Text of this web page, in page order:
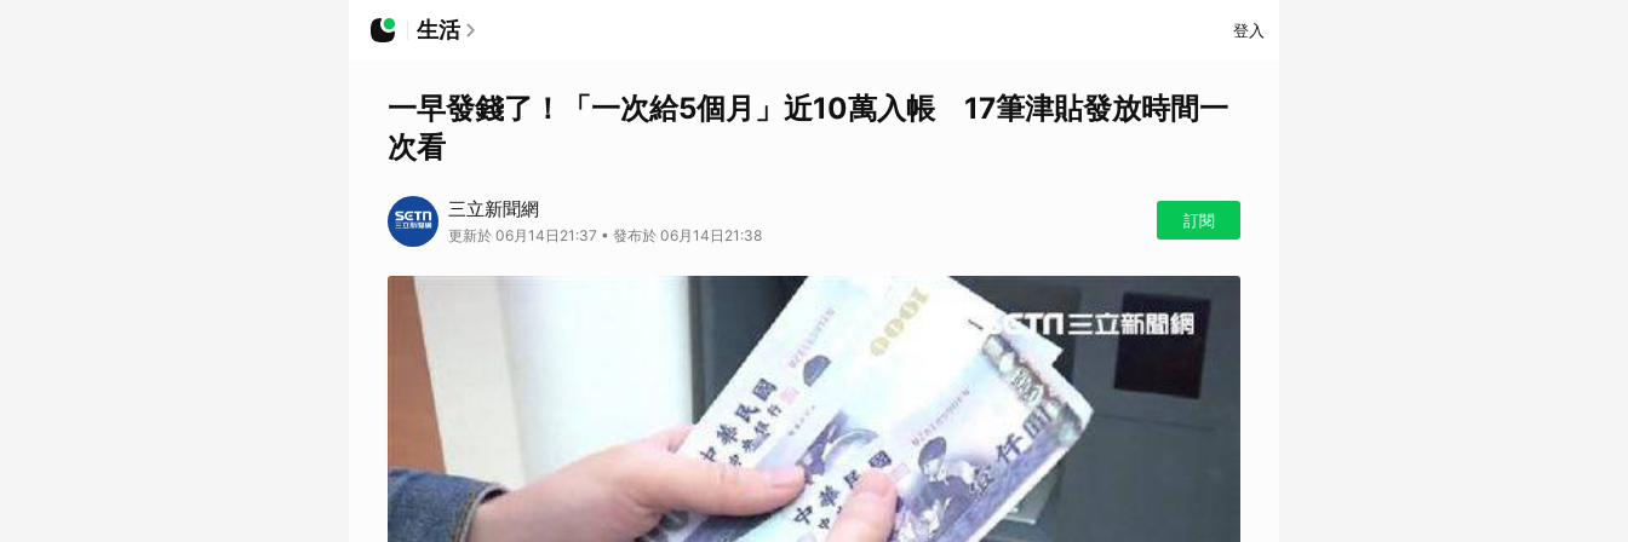
生活 登入
一早發錢了！「一次給5個月」近10萬入帳 17筆津貼發放時間一
次看
三立新聞網
更新於 06月14日21:37 • 發布於 06月14日21:38
訂閱